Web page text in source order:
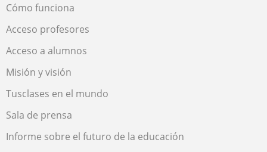
Cómo funciona
Acceso profesores
Acceso a alumnos
Misión y visión
Tusclases en el mundo
Sala de prensa
Informe sobre el futuro de la educación